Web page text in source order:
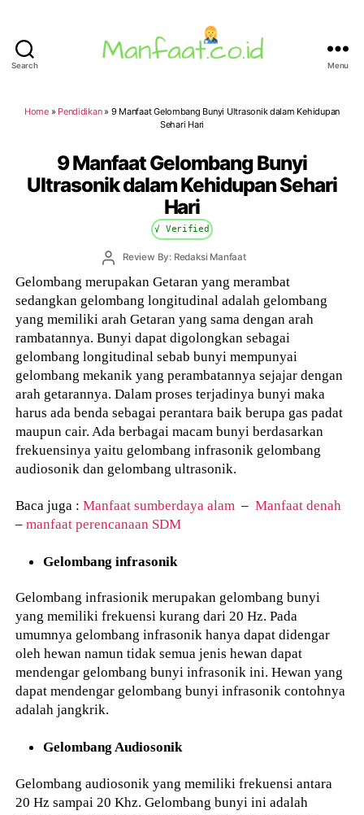
Search Menu
Home» Pendidikan» 9 Manfaat Gelombang Bunyi Ultrasonik dalam Kehidupan
Sehari Hari
9 Manfaat Gelombang Bunyi
Ultrasonik dalam Kehidupan Sehari
Hari
√ Verified
PostReview By: Redaksi Manfaat
Gelombang merupakan Getaran yang merambat
sedangkan gelombang longitudinal adalah gelombang
yang memiliki arah Getaran yang sama dengan arah
rambatannya. Bunyi dapat digolongkan sebagai
gelombang longitudinal sebab bunyi mempunyai
gelombang mekanik yang perambatannya sejajar dengan
arah getarannya. Dalam proses terjadinya bunyi maka
harus ada benda sebagai perantara baik berupa gas padat
maupun cair. Ada berbagai macam bunyi berdasarkan
frekuensinya yaitu gelombang infrasonik gelombang
audiosonik dan gelombang ultrasonik.
Baca juga :Manfaat sumberdaya alam –Manfaat denah
–manfaat perencanaan SDM
Gelombang infrasonik
Gelombang infrasionik merupakan gelombang bunyi
yang memiliki frekuensi kurang dari 20 Hz. Pada
umumnya gelombang infrasonik hanya dapat didengar
oleh hewan namun tidak semua jenis hewan dapat
mendengar gelombang bunyi infrasonik ini. Hewan yang
dapat mendengar gelombang bunyi infrasonik contohnya
adalah jangkrik.
Gelombang Audiosonik
Gelombang audiosonik yang memiliki frekuensi antara
20 Hz sampai 20 Khz. Gelombang bunyi ini adalah